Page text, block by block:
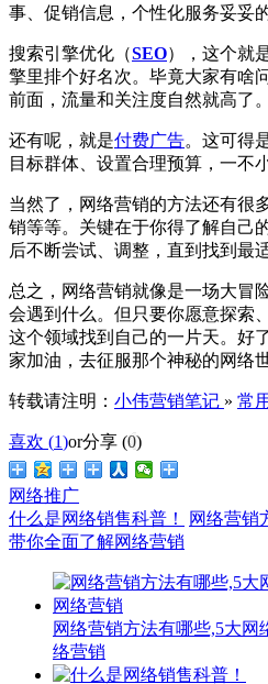
事、促销信息，个性化服务妥妥的
搜索引擎优化（SEO），这个就
擎里排个好名次。毕竟大家有啥
前面，流量和关注度自然就高了。
还有呢，就是付费广告。这可得
目标群体、设置合理预算，一不
当然了，网络营销的方法还有很
销等等。关键在于你得了解自己
后不断尝试、调整，直到找到最
总之，网络营销就像是一场大冒
会遇到什么。但只要你愿意探索
这个领域找到自己的一片天。好
家加油，去征服那个神秘的网络
转载请注明： 小伟营销笔记 » 常
喜欢 (1)or分享 (0)
网络推广
什么是网络销售科普！
网络营销
带你全面了解网络营销
网络营销方法有哪些,5大网
络营销